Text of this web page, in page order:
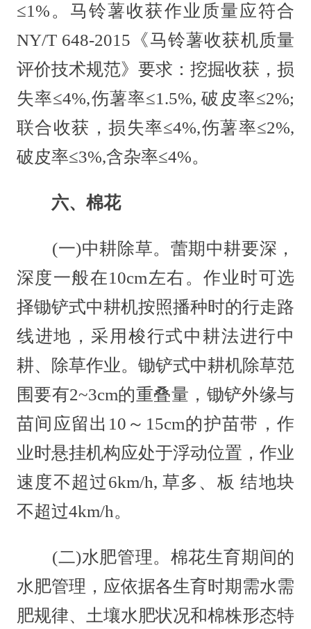
≤1%。马铃薯收获作业质量应符合
NY/T 648-2015《马铃薯收获机质量
评价技术规范》要求：挖掘收获，损
失率≤4%,伤薯率≤1.5%, 破皮率≤2%;
联合收获，损失率≤4%,伤薯率≤2%,
破皮率≤3%,含杂率≤4%。
六、棉花
(一)中耕除草。蕾期中耕要深，
深度一般在10cm左右。作业时可选
择锄铲式中耕机按照播种时的行走路
线进地，采用梭行式中耕法进行中
耕、除草作业。锄铲式中耕机除草范
围要有2~3cm的重叠量，锄铲外缘与
苗间应留出10～15cm的护苗带，作
业时悬挂机构应处于浮动位置，作业
速度不超过6km/h, 草多、板 结地块
不超过4km/h。
(二)水肥管理。棉花生育期间的
水肥管理，应依据各生育时期需水需
肥规律、土壤水肥状况和棉株形态特